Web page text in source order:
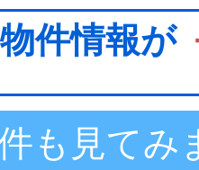
件情報が
も見てみ